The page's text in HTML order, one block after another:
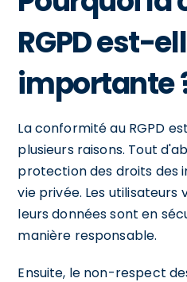
RGPD est-
importante
La conformité au RGPD
plusieurs raisons. Tout
protection des droits des
vie privée. Les utilisateurs
leurs données sont en
manière responsable.
Ensuite, le non-respect